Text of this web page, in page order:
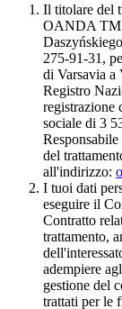
Il titolare del
OANDA
275-91-31,
di Varsavia a
Registro
registrazione
sociale di 3
del
all'indirizzo:
I tuoi dati
eseguire il
Contratto
trattamento,
adempiere
gestione del
trattati per le